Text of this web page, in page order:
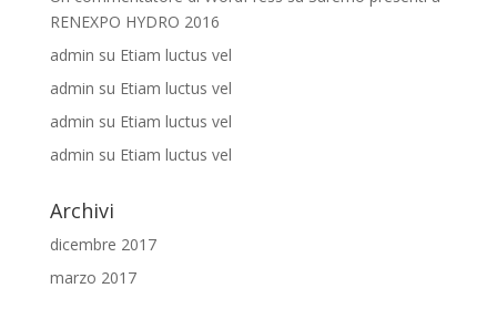
RENEXPO HYDRO 2016
admin su Etiam luctus vel
admin su Etiam luctus vel
admin su Etiam luctus vel
admin su Etiam luctus vel
Archivi
dicembre 2017
marzo 2017